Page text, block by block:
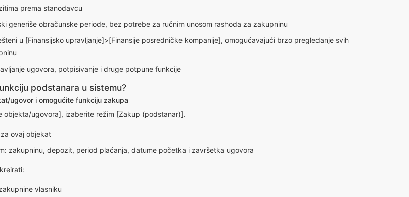
prema stanodavcu
generiše obračunske periode, bez potrebe za ručnim unosom rashoda za zakupninu
u [Finansijsko upravljanje]>[Finansije posredničke kompanije], omogućavajući brzo pregledanje svih
ugovora, potpisivanje i druge potpune funkcije
podstanara u sistemu?
ugovor i omogućite funkciju zakupa
objekta/ugovora], izaberite režim [Zakup (podstanar)].
ovaj objekat
zakupninu, depozit, period plaćanja, datume početka i završetka ugovora
vlasniku